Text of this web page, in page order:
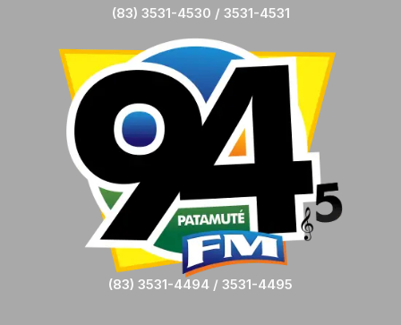
(83) 3531-4530 / 3531-4531
(83) 3531-4494 / 3531-4495